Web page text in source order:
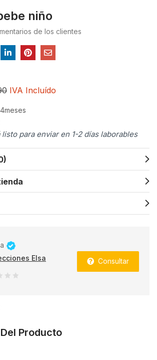
niño
de los clientes
IVA Incluído
para enviar en 1-2 días laborables
Elsa
Consultar
Producto